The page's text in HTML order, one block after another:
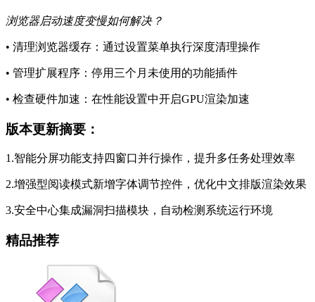
浏览器启动速度变慢如何解决？
• 清理浏览器缓存：通过设置菜单执行深度清理操作
• 管理扩展程序：停用三个月未使用的功能插件
• 检查硬件加速：在性能设置中开启GPU渲染加速
版本更新摘要：
1.智能分屏功能支持四窗口并行操作，提升多任务处理效率
2.增强型阅读模式新增字体调节控件，优化中文排版渲染效果
3.安全中心集成漏洞扫描模块，自动检测系统运行环境
精品推荐